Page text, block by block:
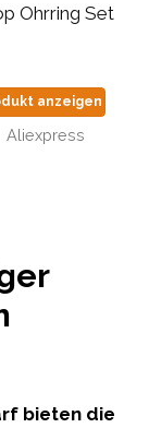
Ohrring Set
anzeigen
Aliexpress
bieten die